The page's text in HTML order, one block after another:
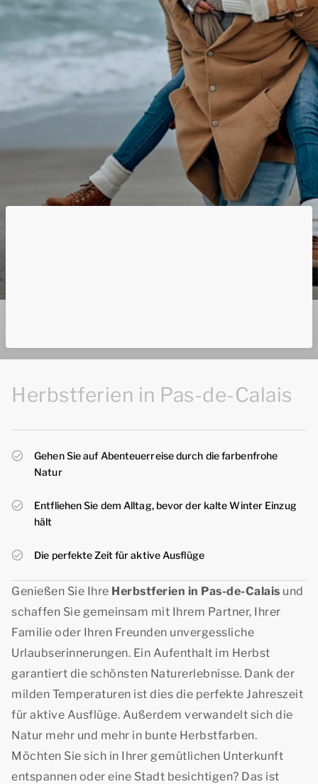
Herbstferien in Pas-de-Calais
Gehen Sie auf Abenteuerreise durch die farbenfrohe
Natur
Entfliehen Sie dem Alltag, bevor der kalte Winter Einzug
hält
Die perfekte Zeit für aktive Ausflüge
Genießen Sie Ihre Herbstferien in Pas-de-Calais und
schaffen Sie gemeinsam mit Ihrem Partner, Ihrer
Familie oder Ihren Freunden unvergessliche
Urlaubserinnerungen. Ein Aufenthalt im Herbst
garantiert die schönsten Naturerlebnisse. Dank der
milden Temperaturen ist dies die perfekte Jahreszeit
für aktive Ausflüge. Außerdem verwandelt sich die
Natur mehr und mehr in bunte Herbstfarben.
Möchten Sie sich in Ihrer gemütlichen Unterkunft
entspannen oder eine Stadt besichtigen? Das ist